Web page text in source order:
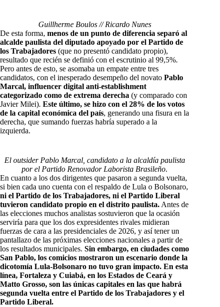
Guillherme Boulos // Ricardo Nunes
De esta forma, menos de un punto de diferencia separó al
alcalde paulista del diputado apoyado por el Partido de
los Trabajadores (que no presentó candidato propio),
resultado que recién se definió con el escrutinio al 99,5%.
Pero antes de esto, se asomaba un empate entre tres
candidatos, con el inesperado desempeño del novato Pablo
Marcal, influencer digital anti-establishment
categorizado como de extrema derecha (y comparado con
Javier Milei). Este último, se hizo con el 28% de los votos
de la capital económica del país, generando una fisura en la
derecha, que sumando fuerzas habría superado a la
izquierda.
El outsider Pablo Marcal, candidato a la alcaldía paulista
por el Partido Renovador Laborista Brasileño.
En cuanto a los dos dirigentes que pasaron a segunda vuelta,
si bien cada uno cuenta con el respaldo de Lula o Bolsonaro,
ni el Partido de los Trabajadores, ni el Partido Liberal
tuvieron candidato propio en el distrito paulista. Antes de
las elecciones muchos analistas sostuvieron que la ocasión
serviría para que los dos expresidentes rivales midieran
fuerzas de cara a las presidenciales de 2026, y así tener un
pantallazo de las próximas elecciones nacionales a partir de
los resultados municipales. Sin embargo, en ciudades como
San Pablo, los comicios mostraron un escenario donde la
dicotomía Lula-Bolsonaro no tuvo gran impacto. En esta
línea, Fortaleza y Cuiabá, en los Estados de Ceará y
Matto Grosso, son las únicas capitales en las que habrá
segunda vuelta entre el Partido de los Trabajadores y el
Partido Liberal.